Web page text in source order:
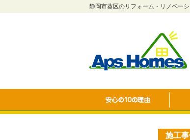
静岡市葵区のリフォーム・リノベー
施工事